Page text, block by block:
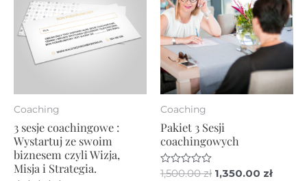
Coaching
3 sesje coachingowe :
Wystartuj ze swoim
biznesem czyli Wizja,
Misja i Strategia.
Coaching
Pakiet 3 Sesji
coachingowych
Oceniono
1,500.00zł Pierwotna
1,350.00 zł